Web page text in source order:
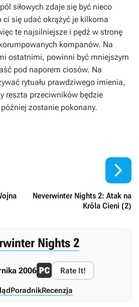
siłowych zdaje się być nieco
się udać okrążyć je kilkoma
te najsilniejsze i pędź w stronę
kompanów. Na
ostatnimi, powinni być mniejszym
pod naporem ciosów. Na
rytuału prawdziwego imienia,
reszta przeciwników będzie
zostanie pokonany.
Neverwinter Nights 2: Atak na
Króla Cieni (2)

Nights 2
2006 Rate It!
PoradnikRecenzja